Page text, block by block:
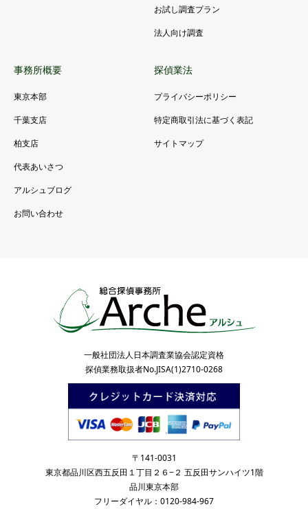
お試し調査プラン
法人向け調査
事務所概要
東京本部
千葉支店
柏支店
代表あいさつ
アルシュブログ
お問い合わせ
探偵業法
プライバシーポリシー
特定商取引法に基づく表記
サイトマップ
一般社団法人日本調査業協会認定資格
探偵業務取扱者No.JISA(1)2710-0268
〒141-0031
東京都品川区西五反田１丁目２６−２ 五反田サンハイツ1階
品川東京本部
フリーダイヤル：0120-984-967